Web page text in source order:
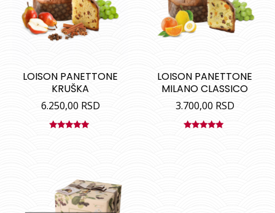
LOISON PANETTONE
KRUŠKA
6.250,00 RSD
LOISON PANETTONE
MILANO CLASSICO
3.700,00 RSD